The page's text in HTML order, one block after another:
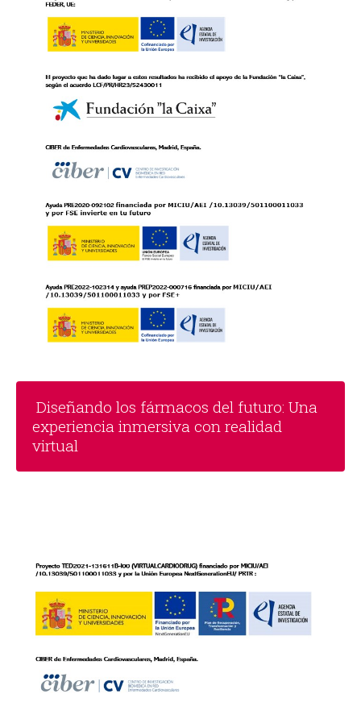
Diseñando los fármacos del futuro: Una
experiencia inmersiva con realidad
virtual